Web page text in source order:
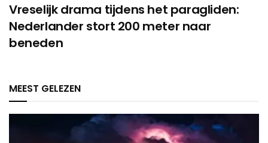
Vreselijk drama tijdens het paragliden:
Nederlander stort 200 meter naar
beneden
MEEST GELEZEN